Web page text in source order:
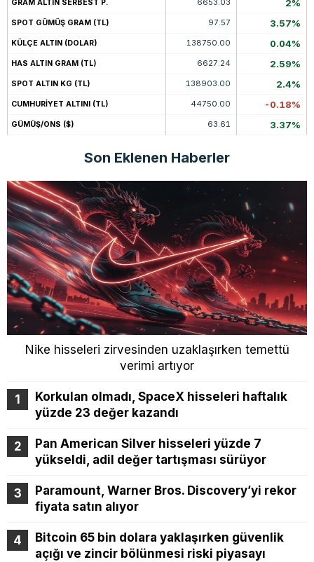
GRAM ALTIN SERBEST P. 6653.03 2%
SPOT GÜMÜŞ GRAM (TL) 97.57 3.57%
KÜLÇE ALTIN (DOLAR) 138750.00 0.04%
HAS ALTIN GRAM (TL) 6627.24 2.59%
SPOT ALTIN KG (TL) 138903.00 2.4%
CUMHURİYET ALTINI (TL) 44750.00 -0.18%
GÜMÜŞ/ONS ($) 63.61 3.37%
Son Eklenen Haberler
Nike hisseleri zirvesinden uzaklaşırken temettü
verimi artıyor
Korkulan olmadı, SpaceX hisseleri haftalık
yüzde 23 değer kazandı
Pan American Silver hisseleri yüzde 7
yükseldi, adil değer tartışması sürüyor
Paramount, Warner Bros. Discovery’yi rekor
fiyata satın alıyor
Bitcoin 65 bin dolara yaklaşırken güvenlik
açığı ve zincir bölünmesi riski piyasayı